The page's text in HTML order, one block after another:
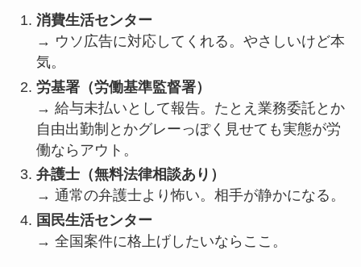
消費生活センター
→ ウソ広告に対応してくれる。やさしいけど本
気。
労基署（労働基準監督署）
→ 給与未払いとして報告。たとえ業務委託とか
自由出勤制とかグレーっぽく見せても実態が労
働ならアウト。
弁護士（無料法律相談あり）
→ 通常の弁護士より怖い。相手が静かになる。
国民生活センター
→ 全国案件に格上げしたいならここ。